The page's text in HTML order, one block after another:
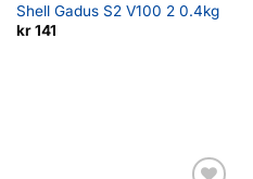
Shell Gadus S2 V100 2 0.4kg
kr141